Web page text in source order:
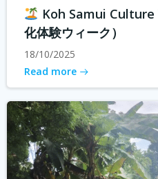
Koh Samui Culture
化体験ウィーク）
18/10/2025
Read more